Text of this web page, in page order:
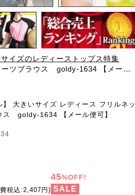
イズのレディーストップス特集
ーツブラウス goldy-1634 【メール
】 大きいサイズ レディース フリルネッ
ス goldy-1634 【メール便可】
税込:2,407円)
45%OFF!
SALE